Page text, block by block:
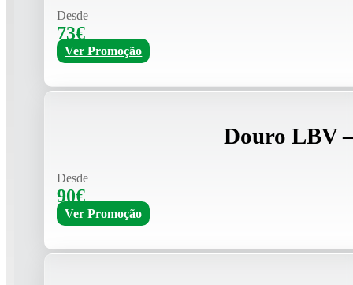
Desde
73€
Ver Promoção
Douro LBV
Desde
90€
Ver Promoção